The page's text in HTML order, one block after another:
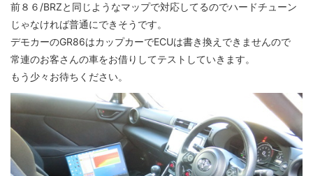
前８６/BRZと同じようなマップで対応してるのでハードチューン
じゃなければ普通にできそうです。
デモカーのGR86はカップカーでECUは書き換えできませんので
常連のお客さんの車をお借りしてテストしていきます。
もう少々お待ちください。